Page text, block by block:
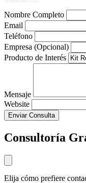
Nombre Completo
Email
Teléfono
Empresa (Opcional)
Producto de Interés
Mensaje
Website
Enviar Consulta
Consultoría
Elija cómo prefiere